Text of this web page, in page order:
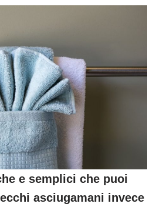
e semplici che puoi
asciugamani invece